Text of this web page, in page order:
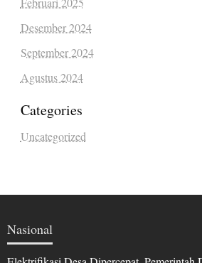
Desember 2024
September 2024
Agustus 2024
Categories
Uncategorized
Nasional